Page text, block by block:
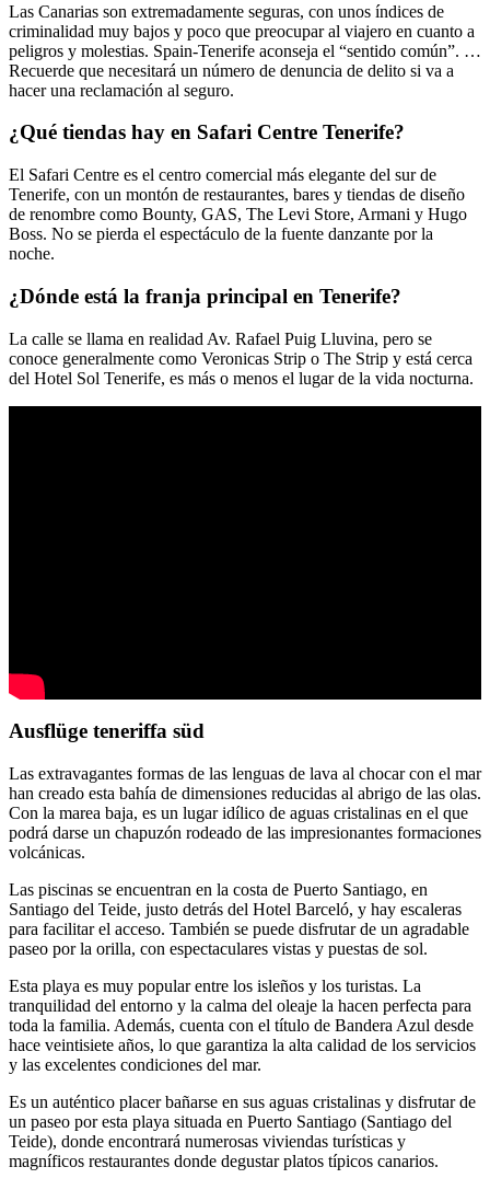
Las Canarias son extremadamente seguras, con unos índices de
criminalidad muy bajos y poco que preocupar al viajero en cuanto a
peligros y molestias. Spain-Tenerife aconseja el “sentido común”. …
Recuerde que necesitará un número de denuncia de delito si va a
hacer una reclamación al seguro.
¿Qué tiendas hay en Safari Centre Tenerife?
El Safari Centre es el centro comercial más elegante del sur de
Tenerife, con un montón de restaurantes, bares y tiendas de diseño
de renombre como Bounty, GAS, The Levi Store, Armani y Hugo
Boss. No se pierda el espectáculo de la fuente danzante por la
noche.
¿Dónde está la franja principal en Tenerife?
La calle se llama en realidad Av. Rafael Puig Lluvina, pero se
conoce generalmente como Veronicas Strip o The Strip y está cerca
del Hotel Sol Tenerife, es más o menos el lugar de la vida nocturna.
Ausflüge teneriffa süd
Las extravagantes formas de las lenguas de lava al chocar con el mar
han creado esta bahía de dimensiones reducidas al abrigo de las olas.
Con la marea baja, es un lugar idílico de aguas cristalinas en el que
podrá darse un chapuzón rodeado de las impresionantes formaciones
volcánicas.
Las piscinas se encuentran en la costa de Puerto Santiago, en
Santiago del Teide, justo detrás del Hotel Barceló, y hay escaleras
para facilitar el acceso. También se puede disfrutar de un agradable
paseo por la orilla, con espectaculares vistas y puestas de sol.
Esta playa es muy popular entre los isleños y los turistas. La
tranquilidad del entorno y la calma del oleaje la hacen perfecta para
toda la familia. Además, cuenta con el título de Bandera Azul desde
hace veintisiete años, lo que garantiza la alta calidad de los servicios
y las excelentes condiciones del mar.
Es un auténtico placer bañarse en sus aguas cristalinas y disfrutar de
un paseo por esta playa situada en Puerto Santiago (Santiago del
Teide), donde encontrará numerosas viviendas turísticas y
magníficos restaurantes donde degustar platos típicos canarios.